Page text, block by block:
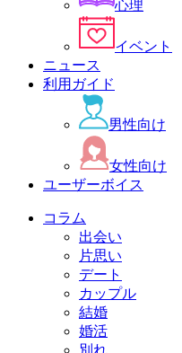
心理
イベント
ニュース
利用ガイド
男性向け
女性向け
ユーザーボイス
コラム
出会い
片思い
デート
カップル
結婚
婚活
別れ